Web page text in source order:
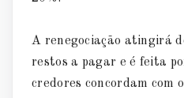
A renegociação atingirá
restos a pagar e é feita
credores concordam com